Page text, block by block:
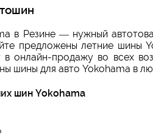
в Резине — нужный
предложены летние шины
в онлайн-продажу во всех
шины для авто Yokohama в
шин Yokohama